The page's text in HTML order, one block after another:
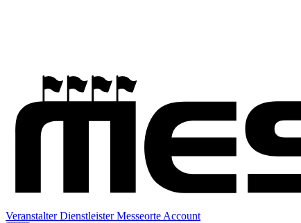
VeranstalterDienstleisterMesseorte Account